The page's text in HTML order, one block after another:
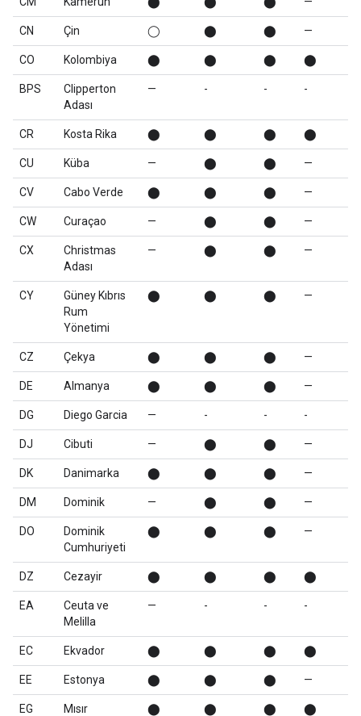
CN Çin ◯ ⬤ ⬤ —
CO Kolombiya ⬤ ⬤ ⬤ ⬤
BPS
Clipperton
Adası
— - - -
CR Kosta Rika ⬤ ⬤ ⬤ ⬤
CU Küba — ⬤ ⬤ —
CV Cabo Verde ⬤ ⬤ ⬤ —
CW Curaçao — ⬤ ⬤ —
CX
Christmas
Adası
— ⬤ ⬤ —
CY
Güney Kıbrıs
Rum
Yönetimi
⬤ ⬤ ⬤ —
CZ Çekya ⬤ ⬤ ⬤ —
DE Almanya ⬤ ⬤ ⬤ —
DG Diego Garcia — - - -
DJ Cibuti — ⬤ ⬤ —
DK Danimarka ⬤ ⬤ ⬤ —
DM Dominik — ⬤ ⬤ —
DO
Dominik
Cumhuriyeti
⬤ ⬤ ⬤ —
DZ Cezayir ⬤ ⬤ ⬤ ⬤
EA
Ceuta ve
Melilla
— - - -
EC Ekvador ⬤ ⬤ ⬤ ⬤
EE Estonya ⬤ ⬤ ⬤ —
EG Mısır ⬤ ⬤ ⬤ ⬤